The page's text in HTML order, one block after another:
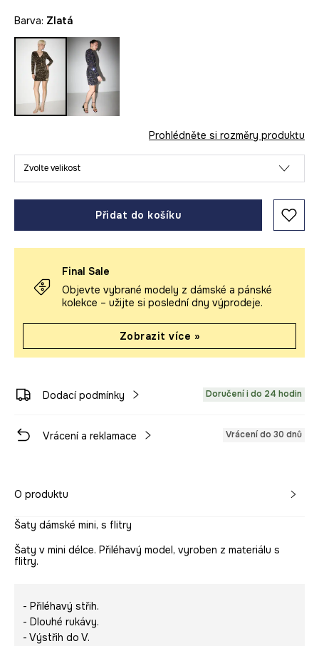
Barva: zlatá
Prohlédněte si rozměry produktu
Zvolte velikost
Přidat do košíku
Final Sale
Objevte vybrané modely z dámské a pánské
kolekce – užijte si poslední dny výprodeje.
Zobrazit více »
Dodací podmínky Doručení i do 24 hodin
Vrácení a reklamace Vrácení do 30 dnů
O produktu
Šaty dámské mini, s flitry
Šaty v mini délce. Přiléhavý model, vyroben z materiálu s
flitry.
- Přiléhavý střih.
- Dlouhé rukávy.
- Výstřih do V.